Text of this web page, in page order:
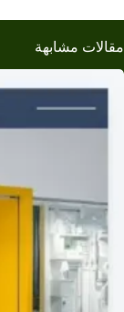
مقالات مشابهة